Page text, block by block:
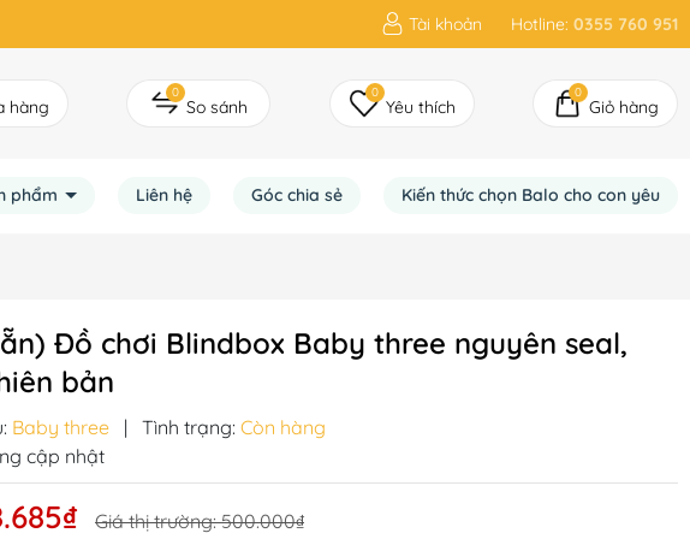
Tài khoản Hotline: 0355 760 951
hàng
0
So sánh
0
Yêu thích
0
Giỏ hàng
phẩm Liên hệ Góc chia sẻ Kiến thức chọn Balo cho con yêu
Đồ chơi Blindbox Baby three nguyên seal,
bản
Baby three | Tình trạng: Còn hàng
cập nhật
Giá thị trường:500.000₫